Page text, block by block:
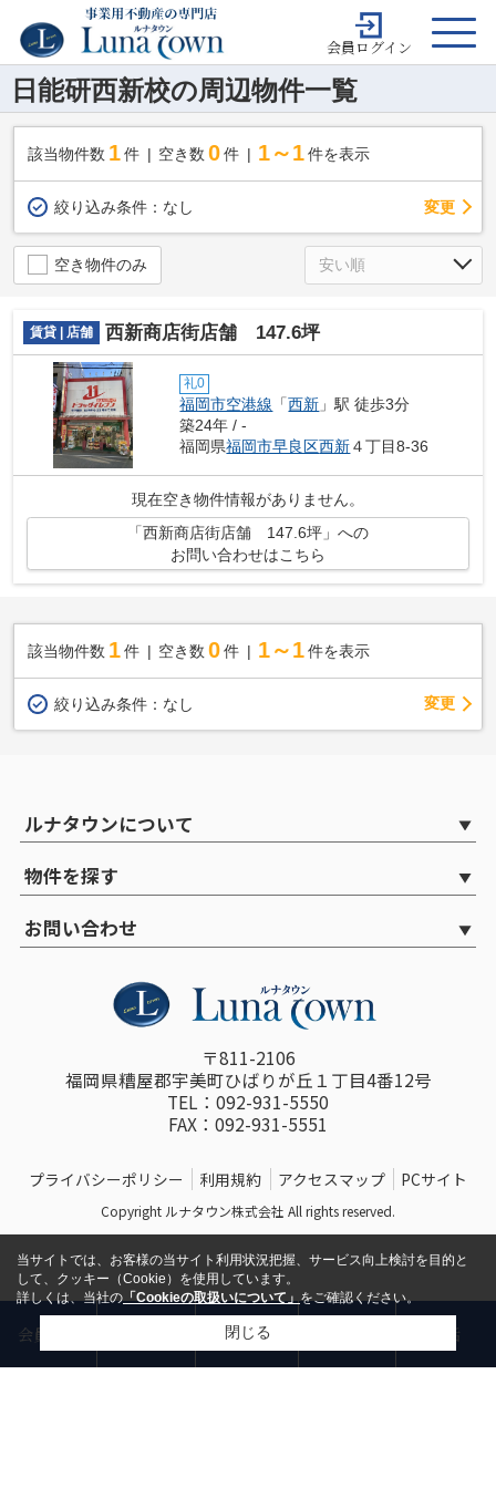
会員ログイン
日能研西新校の周辺物件一覧
該当物件数 1件 空き数 0 件 1～1 件を表示
絞り込み条件： なし 変更
空き物件のみ
賃貸 | 店舗 西新商店街店舗 147.6坪
礼0
福岡市空港線 「西新 」駅 徒歩3分
築24年 / -
福岡県福岡市早良区西新４丁目8-36
現在空き物件情報がありません。
「西新商店街店舗 147.6坪」への
お問い合わせはこちら
該当物件数 1件 空き数 0 件 1～1 件を表示
絞り込み条件： なし 変更
ルナタウンについて
物件を探す
お問い合わせ
〒811-2106
福岡県糟屋郡宇美町ひばりが丘１丁目4番12号
TEL：092-931-5550
FAX：092-931-5551
プライバシーポリシー 利用規約 アクセスマップ PCサイト
Copyright ルナタウン株式会社 All rights reserved.
会員登録 お問い合わせ 電話
当サイトでは、お客様の当サイト利用状況把握、サービス向上検討を目的と
して、クッキー（Cookie）を使用しています。
詳しくは、当社の「Cookieの取扱いについて」をご確認ください。
閉じる